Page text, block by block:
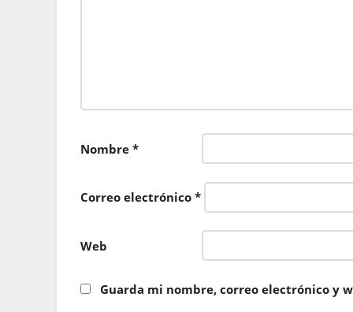
Nombre *
Correo electrónico *
Web
Guarda mi nombre, correo electrónico y